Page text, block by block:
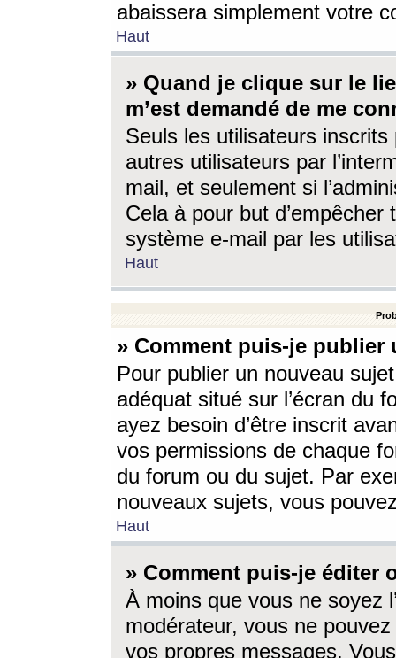
abaissera simplement votre
Haut
» Quand je clique sur le
m’est demandé de me
Seuls les utilisateurs
autres utilisateurs par
mail, et seulement si
Cela à pour but
système e-mail par les
Haut
» Comment puis-je
Pour publier un nouveau
adéquat situé sur l’écran du
ayez besoin d’être inscrit
vos permissions de chaque
du forum ou du sujet. Par
nouveaux sujets, vous
Haut
» Comment puis-je éditer
À moins que vous ne soyez
modérateur, vous ne
vos propres messages.